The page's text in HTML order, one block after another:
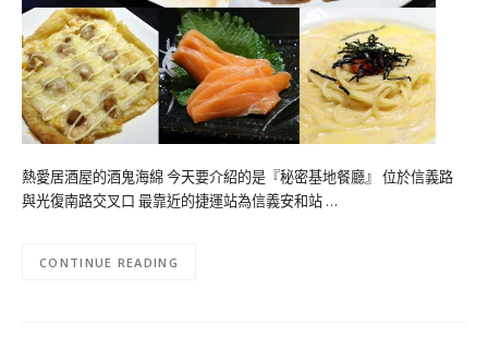
熱愛居酒屋的酒鬼海綿 今天要介紹的是『秘密基地餐廳』 位於信義路
與光復南路交叉口 最靠近的捷運站為信義安和站 …
CONTINUE READING